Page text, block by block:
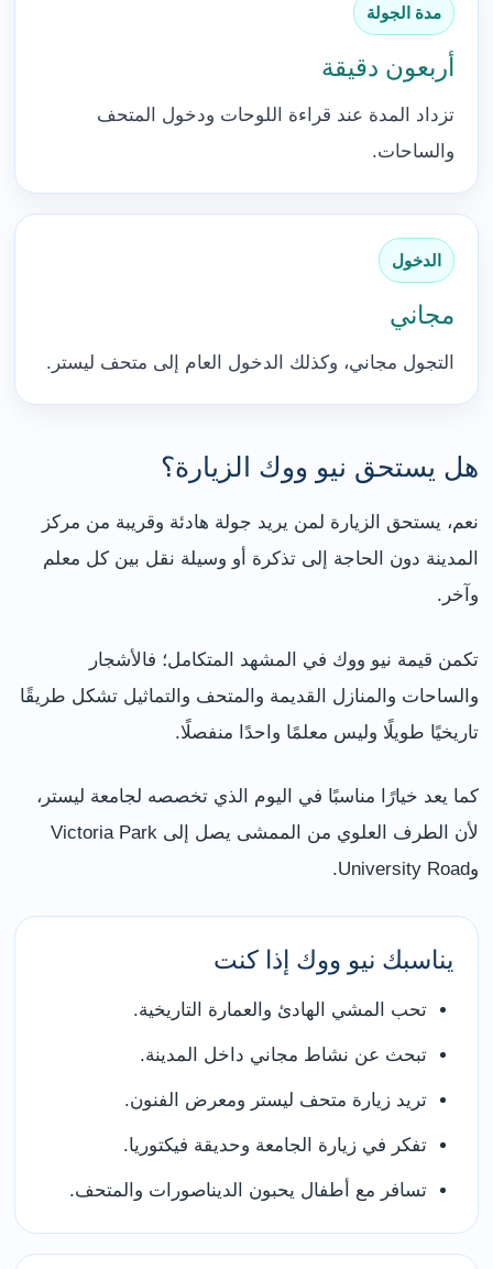
مدة الجولة
أربعون دقيقة
تزداد المدة عند قراءة اللوحات ودخول المتحف
والساحات.
الدخول
مجاني
التجول مجاني، وكذلك الدخول العام إلى متحف ليستر.
هل يستحق نيو ووك الزيارة؟
نعم، يستحق الزيارة لمن يريد جولة هادئة وقريبة من مركز
المدينة دون الحاجة إلى تذكرة أو وسيلة نقل بين كل معلم
وآخر.
تكمن قيمة نيو ووك في المشهد المتكامل؛ فالأشجار
والساحات والمنازل القديمة والمتحف والتماثيل تشكل طريقًا
تاريخيًا طويلًا وليس معلمًا واحدًا منفصلًا.
كما يعد خيارًا مناسبًا في اليوم الذي تخصصه لجامعة ليستر،
لأن الطرف العلوي من الممشى يصل إلى Victoria Park
وUniversity Road.
يناسبك نيو ووك إذا كنت
تحب المشي الهادئ والعمارة التاريخية.
تبحث عن نشاط مجاني داخل المدينة.
تريد زيارة متحف ليستر ومعرض الفنون.
تفكر في زيارة الجامعة وحديقة فيكتوريا.
تسافر مع أطفال يحبون الديناصورات والمتحف.